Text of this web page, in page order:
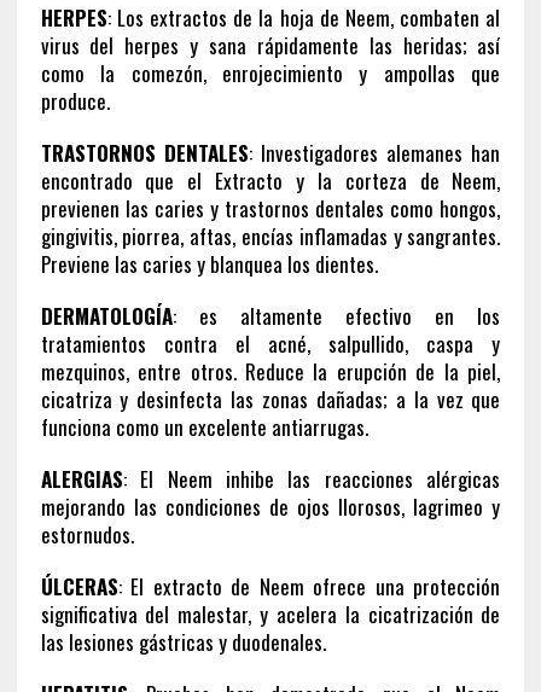
HERPES: Los extractos de la hoja de Neem, combaten al
virus del herpes y sana rápidamente las heridas; así
como la comezón, enrojecimiento y ampollas que
produce.
TRASTORNOS DENTALES: Investigadores alemanes han
encontrado que el Extracto y la corteza de Neem,
previenen las caries y trastornos dentales como hongos,
gingivitis, piorrea, aftas, encías inflamadas y sangrantes.
Previene las caries y blanquea los dientes.
DERMATOLOGÍA: es altamente efectivo en los
tratamientos contra el acné, salpullido, caspa y
mezquinos, entre otros. Reduce la erupción de la piel,
cicatriza y desinfecta las zonas dañadas; a la vez que
funciona como un excelente antiarrugas.
ALERGIAS: El Neem inhibe las reacciones alérgicas
mejorando las condiciones de ojos llorosos, lagrimeo y
estornudos.
ÚLCERAS: El extracto de Neem ofrece una protección
significativa del malestar, y acelera la cicatrización de
las lesiones gástricas y duodenales.